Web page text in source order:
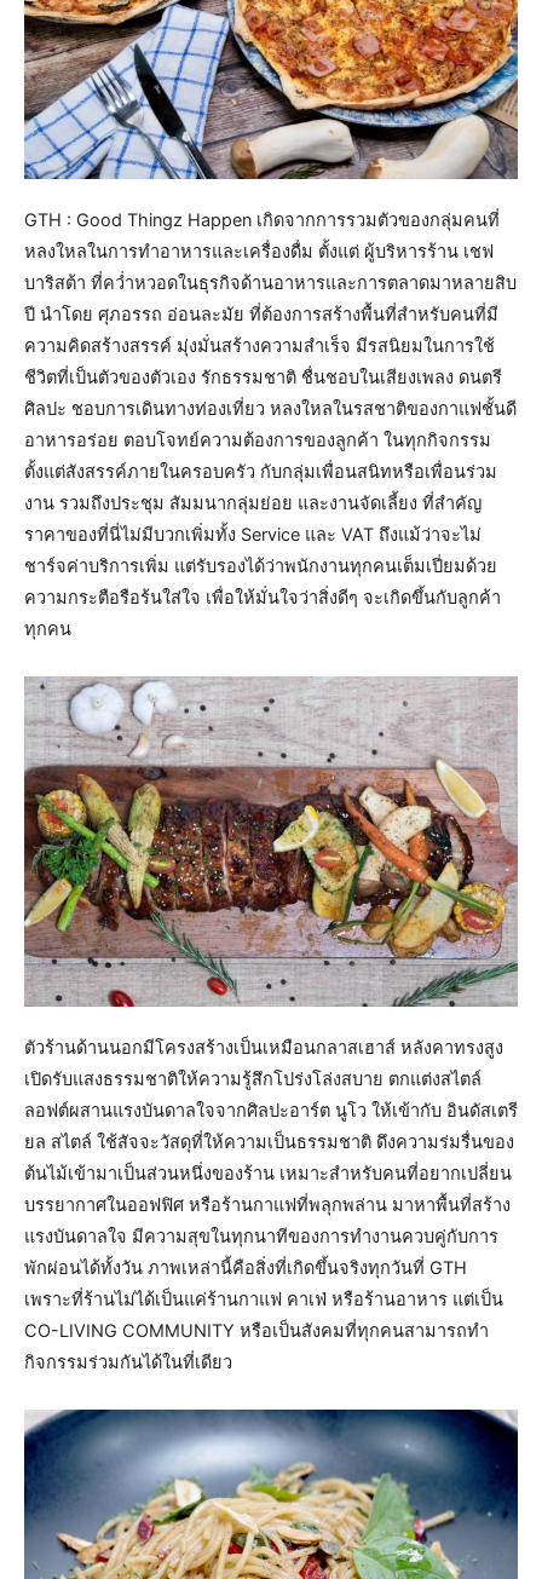
GTH : Good Thingz Happen เกิดจากการรวมตัวของกลุ่มคนที่
หลงใหลในการทำอาหารและเครื่องดื่ม ตั้งแต่ ผู้บริหารร้าน เชฟ
บาริสต้า ที่คว่ำหวอดในธุรกิจด้านอาหารและการตลาดมาหลายสิบ
ปี นำโดย ศุภอรรถ อ่อนละมัย ที่ต้องการสร้างพื้นที่สำหรับคนที่มี
ความคิดสร้างสรรค์ มุ่งมั่นสร้างความสำเร็จ มีรสนิยมในการใช้
ชีวิตที่เป็นตัวของตัวเอง รักธรรมชาติ ชื่นชอบในเสียงเพลง ดนตรี
ศิลปะ ชอบการเดินทางท่องเที่ยว หลงใหลในรสชาติของกาแฟชั้นดี
อาหารอร่อย ตอบโจทย์ความต้องการของลูกค้า ในทุกกิจกรรม
ตั้งแต่สังสรรค์ภายในครอบครัว กับกลุ่มเพื่อนสนิทหรือเพื่อนร่วม
งาน รวมถึงประชุม สัมมนากลุ่มย่อย และงานจัดเลี้ยง ที่สำคัญ
ราคาของที่นี่ไม่มีบวกเพิ่มทั้ง Service และ VAT ถึงแม้ว่าจะไม่
ชาร์จค่าบริการเพิ่ม แต่รับรองได้ว่าพนักงานทุกคนเต็มเปี่ยมด้วย
ความกระตือรือร้นใส่ใจ เพื่อให้มั่นใจว่าสิ่งดีๆ จะเกิดขึ้นกับลูกค้า
ทุกคน
ตัวร้านด้านนอกมีโครงสร้างเป็นเหมือนกลาสเฮาส์ หลังคาทรงสูง
เปิดรับแสงธรรมชาติให้ความรู้สึกโปร่งโล่งสบาย ตกแต่งสไตล์
ลอฟต์ผสานแรงบันดาลใจจากศิลปะอาร์ต นูโว ให้เข้ากับ อินดัสเตรี
ยล สไตล์ ใช้สัจจะวัสดุที่ให้ความเป็นธรรมชาติ ดึงความร่มรื่นของ
ต้นไม้เข้ามาเป็นส่วนหนึ่งของร้าน เหมาะสำหรับคนที่อยากเปลี่ยน
บรรยากาศในออฟฟิศ หรือร้านกาแฟที่พลุกพล่าน มาหาพื้นที่สร้าง
แรงบันดาลใจ มีความสุขในทุกนาทีของการทำงานควบคู่กับการ
พักผ่อนได้ทั้งวัน ภาพเหล่านี้คือสิ่งที่เกิดขึ้นจริงทุกวันที่ GTH
เพราะที่ร้านไม่ได้เป็นแค่ร้านกาแฟ คาเฟ่ หรือร้านอาหาร แต่เป็น
CO-LIVING COMMUNITY หรือเป็นสังคมที่ทุกคนสามารถทำ
กิจกรรมร่วมกันได้ในที่เดียว